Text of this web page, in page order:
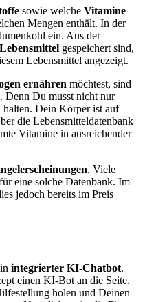
sowie welche Vitamine
Mengen enthält. In der
ein. Aus der
gespeichert sind,
Lebensmittel angezeigt.
ernähren möchtest, sind
Denn Du musst nicht nur
Dein Körper ist auf
die Lebensmitteldatenbank
Vitamine in ausreichender
. Viele
eine solche Datenbank. Im
jedoch bereits im Preis
integrierter KI-Chatbot.
einen KI-Bot an die Seite.
holen und Deinen